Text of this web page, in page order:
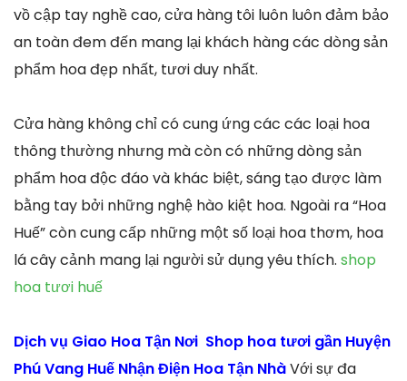
vồ cập tay nghề cao, cửa hàng tôi luôn luôn đảm bảo
an toàn đem đến mang lại khách hàng các dòng sản
phẩm hoa đẹp nhất, tươi duy nhất.
Cửa hàng không chỉ có cung ứng các các loại hoa
thông thường nhưng mà còn có những dòng sản
phẩm hoa độc đáo và khác biệt, sáng tạo được làm
bằng tay bởi những nghệ hào kiệt hoa. Ngoài ra “Hoa
Huế” còn cung cấp những một số loại hoa thơm, hoa
lá cây cảnh mang lại người sử dụng yêu thích. shop
hoa tươi huế
Dịch vụ Giao Hoa Tận Nơi Shop hoa tươi gần Huyện
Phú Vang Huế Nhận Điện Hoa Tận NhàVới sự đa